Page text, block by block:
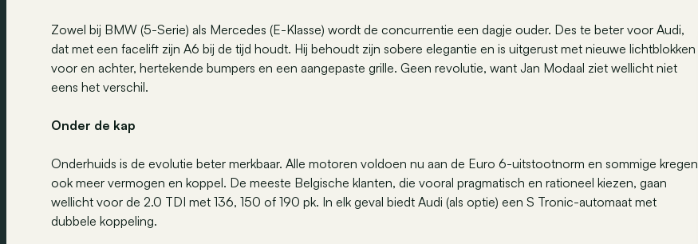
Zowel bij BMW (5-Serie) als Mercedes (E-Klasse) wordt de concurrentie een dagje ouder. Des te beter voor Audi,
dat met een facelift zijn A6 bij de tijd houdt. Hij behoudt zijn sobere elegantie en is uitgerust met nieuwe lichtblokken
voor en achter, hertekende bumpers en een aangepaste grille. Geen revolutie, want Jan Modaal ziet wellicht niet
eens het verschil.
Onder de kap
Onderhuids is de evolutie beter merkbaar. Alle motoren voldoen nu aan de Euro 6-uitstootnorm en sommige kregen
ook meer vermogen en koppel. De meeste Belgische klanten, die vooral pragmatisch en rationeel kiezen, gaan
wellicht voor de 2.0 TDI met 136, 150 of 190 pk. In elk geval biedt Audi (als optie) een S Tronic-automaat met
dubbele koppeling.